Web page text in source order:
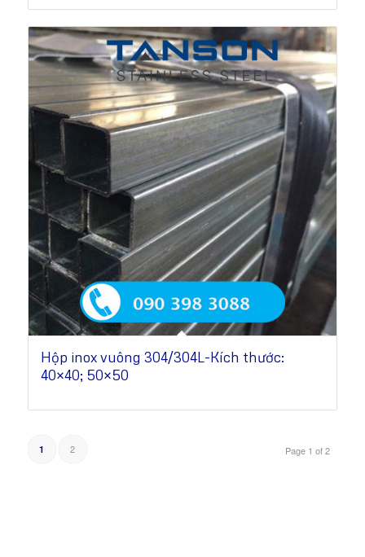
Hộp inox vuông 304/304L-Kích thước:
40×40; 50×50
Page 1 of 2
1 2